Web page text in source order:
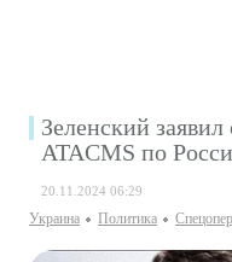
Зеленский
ATACMS по
20.11.2024 06:29
Украина Политика